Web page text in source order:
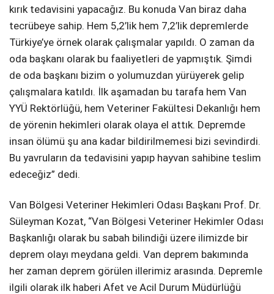
kırık tedavisini yapacağız. Bu konuda Van biraz daha
tecrübeye sahip. Hem 5,2’lik hem 7,2’lik depremlerde
Türkiye’ye örnek olarak çalışmalar yapıldı. O zaman da
oda başkanı olarak bu faaliyetleri de yapmıştık. Şimdi
de oda başkanı bizim o yolumuzdan yürüyerek gelip
çalışmalara katıldı. İlk aşamadan bu tarafa hem Van
YYÜ Rektörlüğü, hem Veteriner Fakültesi Dekanlığı hem
de yörenin hekimleri olarak olaya el attık. Depremde
insan ölümü şu ana kadar bildirilmemesi bizi sevindirdi.
Bu yavruların da tedavisini yapıp hayvan sahibine teslim
edeceğiz” dedi.
Van Bölgesi Veteriner Hekimleri Odası Başkanı Prof. Dr.
Süleyman Kozat, “Van Bölgesi Veteriner Hekimler Odası
Başkanlığı olarak bu sabah bilindiği üzere ilimizde bir
deprem olayı meydana geldi. Van deprem bakımında
her zaman deprem görülen illerimiz arasında. Depremle
ilgili olarak ilk haberi Afet ve Acil Durum Müdürlüğü